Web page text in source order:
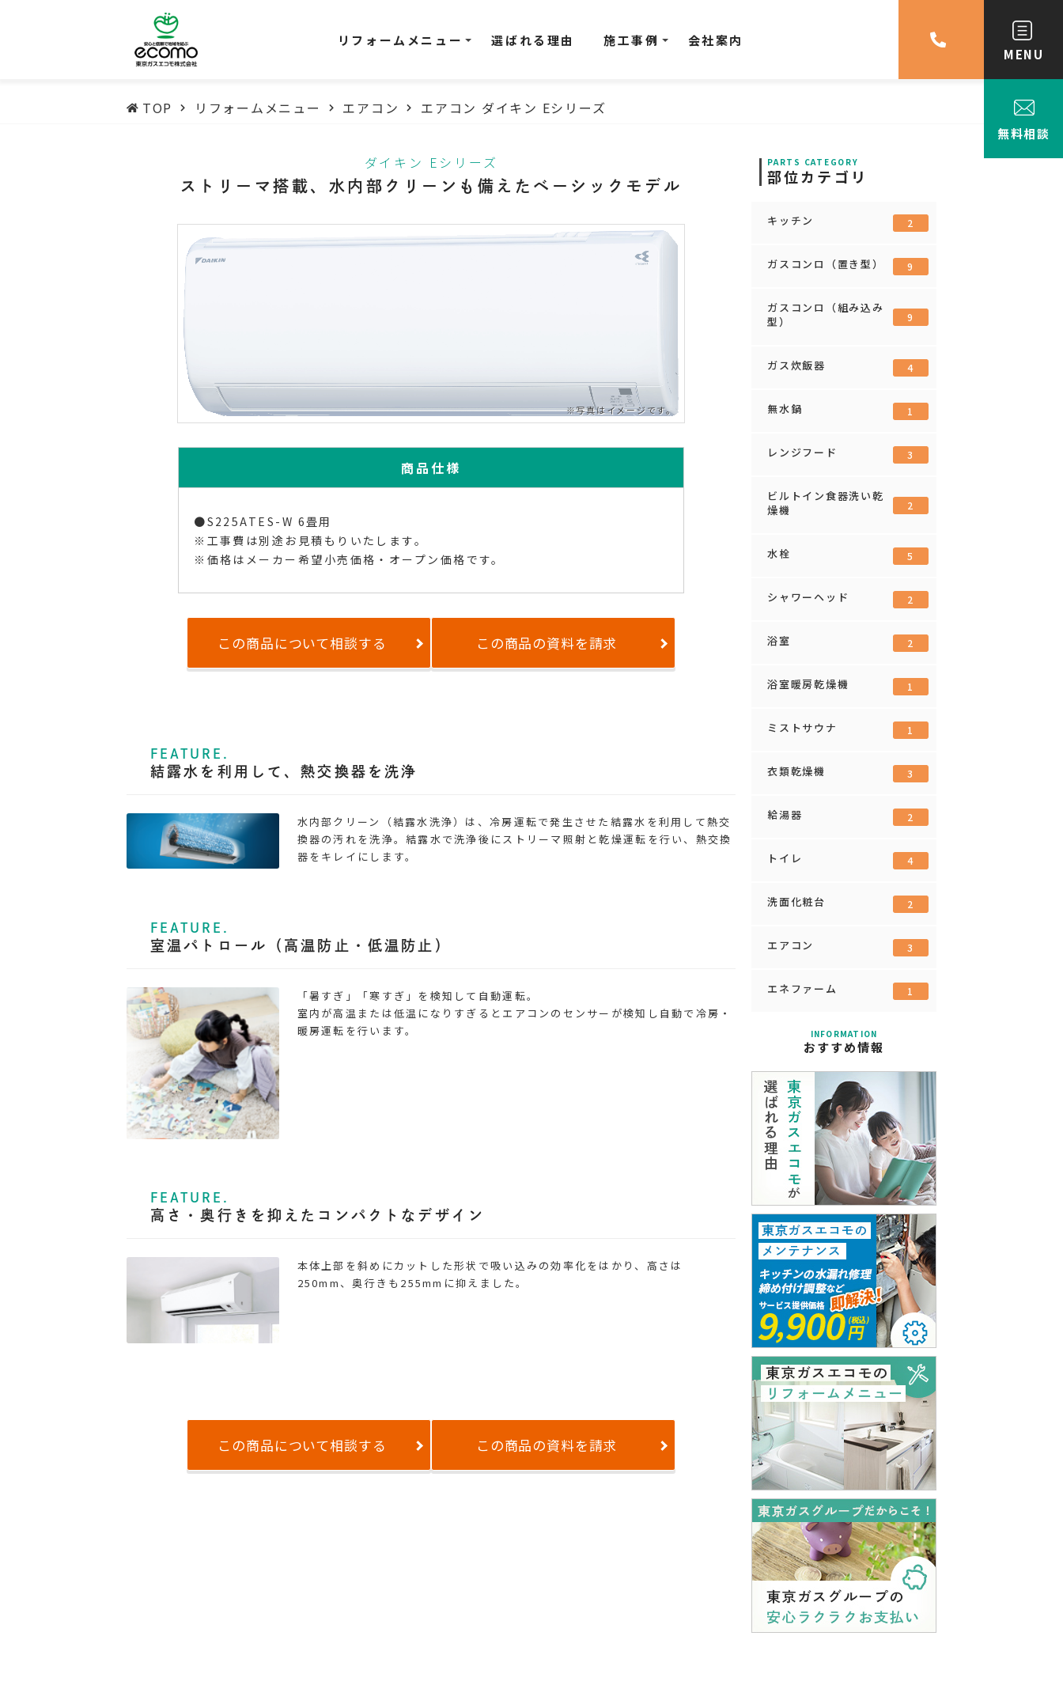
リフォームメニュー 選ばれる理由 施工事例 会社案内
TOP リフォームメニュー エアコン エアコン ダイキン Eシリーズ
MENU
無料相談
ダイキン Eシリーズ
ストリーマ搭載、水内部クリーンも備えたベーシックモデル
商品仕様
●S225ATES-W 6畳用
※工事費は別途お見積もりいたします。
※価格はメーカー希望小売価格・オープン価格です。
この商品について相談する この商品の資料を請求
FEATURE.
結露水を利用して、熱交換器を洗浄
水内部クリーン（結露水洗浄）は、冷房運転で発生させた結露水を利用して熱交
換器の汚れを洗浄。結露水で洗浄後にストリーマ照射と乾燥運転を行い、熱交換
器をキレイにします。
FEATURE.
室温パトロール（高温防止・低温防止）
「暑すぎ」「寒すぎ」を検知して自動運転。
室内が高温または低温になりすぎるとエアコンのセンサーが検知し自動で冷房・
暖房運転を行います。
FEATURE.
高さ・奥行きを抑えたコンパクトなデザイン
本体上部を斜めにカットした形状で吸い込みの効率化をはかり、高さは
250mm、奥行きも255mmに抑えました。
この商品について相談する この商品の資料を請求
PARTS CATEGORY
部位カテゴリ
キッチン 2
ガスコンロ（置き型） 9
ガスコンロ（組み込み
型）
9
ガス炊飯器 4
無水鍋 1
レンジフード 3
ビルトイン食器洗い乾
燥機
2
水栓 5
シャワーヘッド 2
浴室 2
浴室暖房乾燥機 1
ミストサウナ 1
衣類乾燥機 3
給湯器 2
トイレ 4
洗面化粧台 2
エアコン 3
エネファーム 1
INFORMATION
おすすめ情報